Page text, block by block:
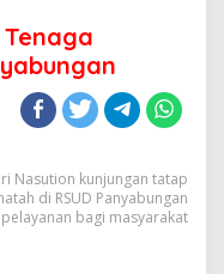
Nasution kunjungan tatap
di RSUD Panyabungan
bagi masyarakat